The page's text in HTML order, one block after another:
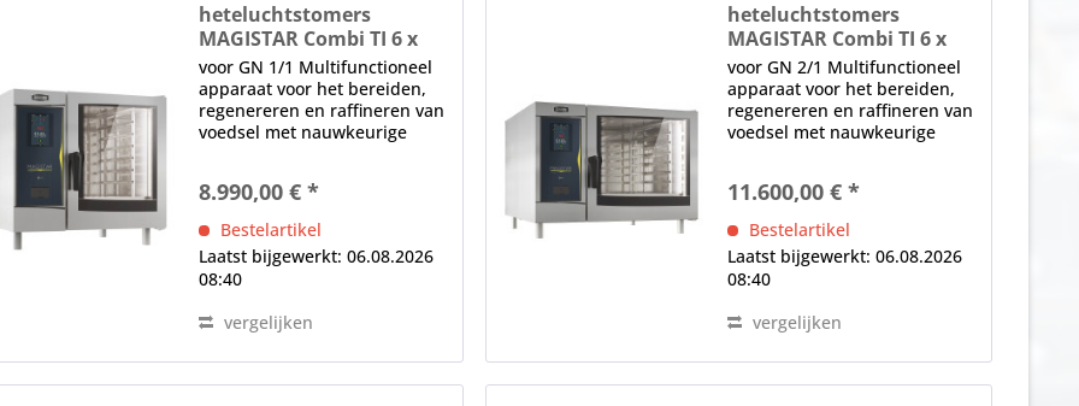
heteluchtstomers
MAGISTAR Combi TI 6 x
GN 1/1-E-3G
voor GN 1/1 Multifunctioneel
apparaat voor het bereiden,
regenereren en raffineren van
voedsel met nauwkeurige
stoomsysteem zonder
stoomketel, tot 300 °C, met
automatische bevochtiging...
8.990,00 € *
Bestelartikel
Laatst bijgewerkt: 06.08.2026
08:40
vergelijken
heteluchtstomers
MAGISTAR Combi TI 6 x
GN 2/1-E-3G
voor GN 2/1 Multifunctioneel
apparaat voor het bereiden,
regenereren en raffineren van
voedsel met nauwkeurige
stoomsysteem zonder
stoomketel, tot 300 °C, met
automatische bevochtiging...
11.600,00 € *
Bestelartikel
Laatst bijgewerkt: 06.08.2026
08:40
vergelijken